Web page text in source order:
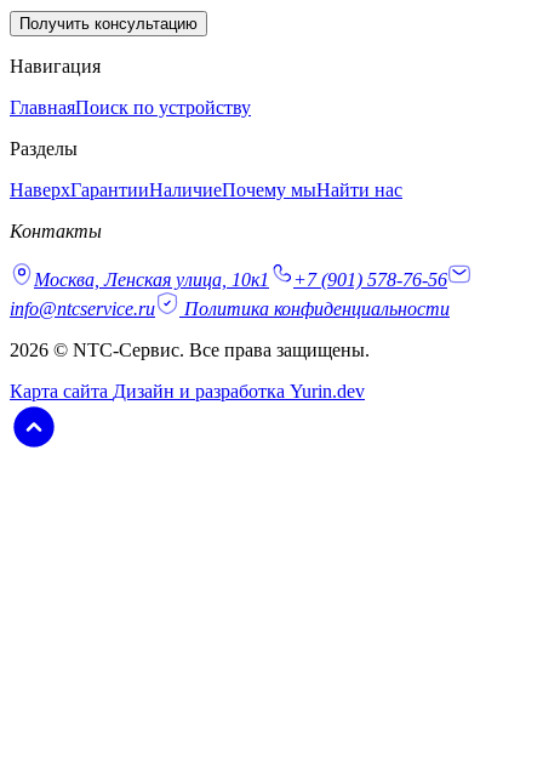
Получить консультацию
Навигация
ГлавнаяПоиск по устройству
Разделы
НаверхГарантииНаличиеПочему мыНайти нас
Контакты
Москва, Ленская улица, 10к1
+7 (901) 578-76-56
info@ntcservice.ru
Политика конфиденциальности
2026 © NTC-Сервис. Все права защищены.
Карта сайта Дизайн и разработка Yurin.dev